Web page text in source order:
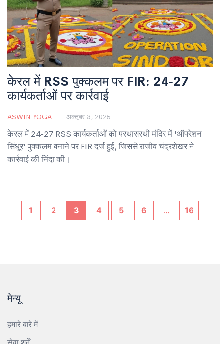
केरल में RSS पुक्कलम पर FIR: 24‑27
कार्यकर्ताओं पर कार्रवाई
ASWIN YOGA अक्तूबर 3, 2025
केरल में 24‑27 RSS कार्यकर्ताओं को परथासरथी मंदिर में 'ऑपरेशन
सिंधूर' पुक्कलम बनाने पर FIR दर्ज हुई, जिससे राजीव चंद्रशेखर ने
कार्रवाई की निंदा की।
1 2 3 4 5 6 … 16
मेन्यू
हमारे बारे में